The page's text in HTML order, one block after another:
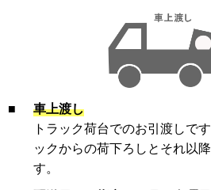
■
車上渡し
トラック荷台でのお引渡しで
ックからの荷下ろしとそれ以
す。